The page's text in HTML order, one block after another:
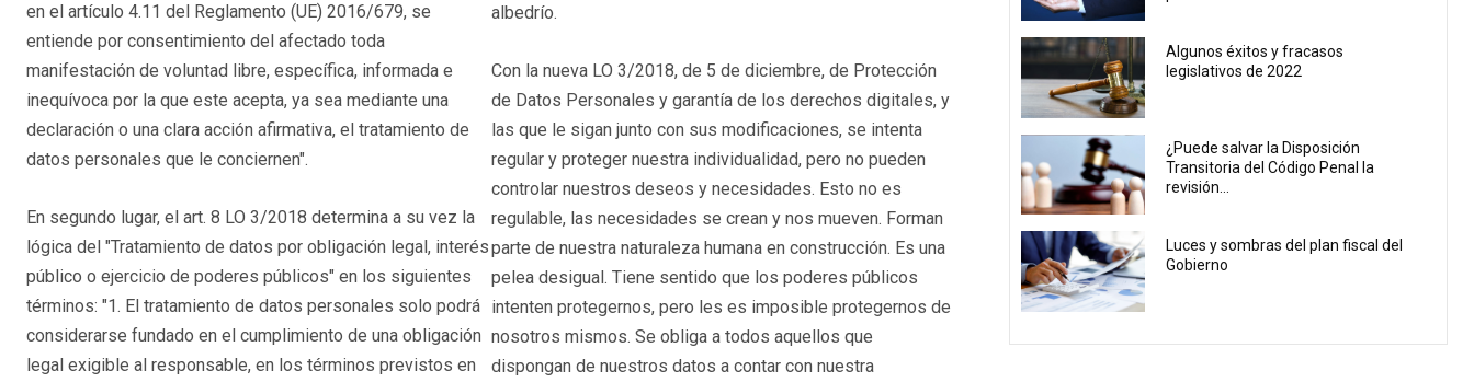
en el artículo 4.11 del Reglamento (UE) 2016/679, se
entiende por consentimiento del afectado toda
manifestación de voluntad libre, específica, informada e
inequívoca por la que este acepta, ya sea mediante una
declaración o una clara acción afirmativa, el tratamiento de
datos personales que le conciernen".
En segundo lugar, el art. 8 LO 3/2018 determina a su vez la
lógica del "Tratamiento de datos por obligación legal, interés
público o ejercicio de poderes públicos" en los siguientes
términos: "1. El tratamiento de datos personales solo podrá
considerarse fundado en el cumplimiento de una obligación
legal exigible al responsable, en los términos previstos en
albedrío.
Con la nueva LO 3/2018, de 5 de diciembre, de Protección
de Datos Personales y garantía de los derechos digitales, y
las que le sigan junto con sus modificaciones, se intenta
regular y proteger nuestra individualidad, pero no pueden
controlar nuestros deseos y necesidades. Esto no es
regulable, las necesidades se crean y nos mueven. Forman
parte de nuestra naturaleza humana en construcción. Es una
pelea desigual. Tiene sentido que los poderes públicos
intenten protegernos, pero les es imposible protegernos de
nosotros mismos. Se obliga a todos aquellos que
dispongan de nuestros datos a contar con nuestra
Algunos éxitos y fracasos
legislativos de 2022
¿Puede salvar la Disposición
Transitoria del Código Penal la
revisión...
Luces y sombras del plan fiscal del
Gobierno